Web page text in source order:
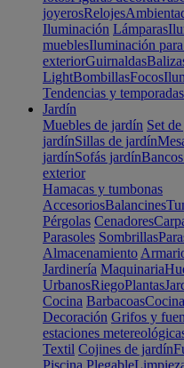
joyerosRelojes
Iluminación Lámparas
mueblesIluminación
exteriorGuirnaldas
LightBombillasFocos
Tendencias y temporadas
Jardín
Muebles de jardín Set
jardínSillas de jardín
jardínSofás jardín
exterior
Hamacas y tumbonas
AccesoriosBalancines
Pérgolas Cenadores
Parasoles Sombrillas
Almacenamiento
Jardinería Maquinaria
UrbanosRiegoPlantas
Cocina Barbacoas
Decoración Grifos y
estaciones
Textil Cojines de jardín
Piscina Plegable